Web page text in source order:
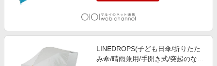
LINEDROPS(子ども日傘/折りたた
み傘/晴雨兼用/手開き式/突起のない